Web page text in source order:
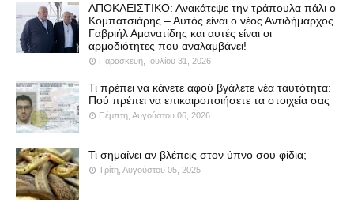
ΑΠΟΚΛΕΙΣΤΙΚΟ: Ανακάτεψε την τράπουλα πάλι ο
Κομπατσιάρης – Αυτός είναι ο νέος Αντιδήμαρχος
Γαβριήλ Αμανατίδης και αυτές είναι οι
αρμοδιότητες που αναλαμβάνει!
Παρασκευή, Ιουλίου 31, 2026
Τι πρέπει να κάνετε αφού βγάλετε νέα ταυτότητα:
Πού πρέπει να επικαιροποιήσετε τα στοιχεία σας
Πέμπτη, Αυγούστου 06, 2026
Τι σημαίνει αν βλέπεις στον ύπνο σου φίδια;
Τρίτη, Αυγούστου 05, 2025